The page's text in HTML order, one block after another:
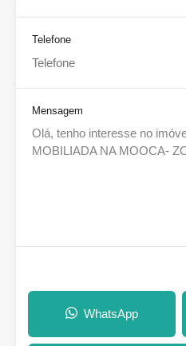
Telefone
Mensagem
WhatsApp